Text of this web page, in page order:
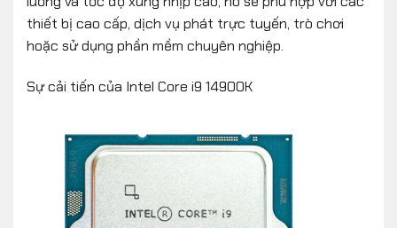
thiết bị cao cấp, dịch vụ phát trực tuyến, trò chơi
hoặc sử dụng phần mềm chuyên nghiệp.
Sự cải tiến của Intel Core i9 14900K